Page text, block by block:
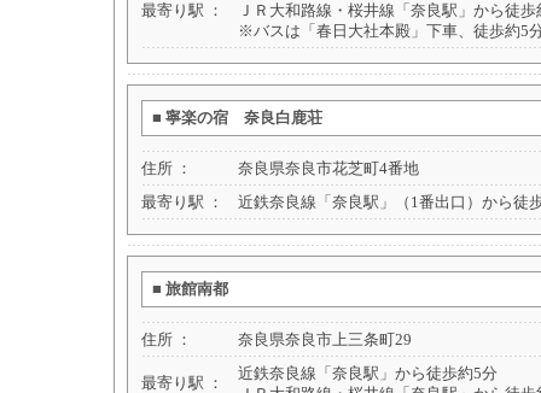
最寄り駅 ：
ＪＲ大和路線・桜井線「奈良駅」から徒歩
※バスは「春日大社本殿」下車、徒歩約5
■ 寧楽の宿 奈良白鹿荘
住所 ：
奈良県奈良市花芝町4番地
最寄り駅 ：
近鉄奈良線「奈良駅」（1番出口）から徒
■ 旅館南都
住所 ： 奈良県奈良市上三条町29
最寄り駅 ：
近鉄奈良線「奈良駅」から徒歩約5分